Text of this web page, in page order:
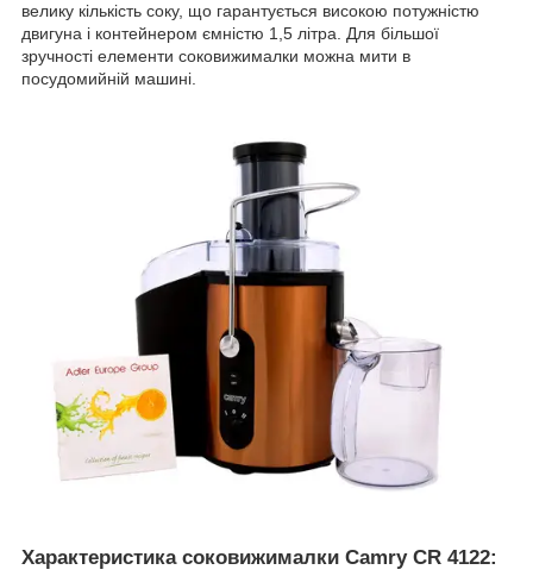
велику кількість соку, що гарантується високою потужністю
двигуна і контейнером ємністю 1,5 літра. Для більшої
зручності елементи соковижималки можна мити в
посудомийній машині.
Характеристика соковижималки Camry CR 4122: